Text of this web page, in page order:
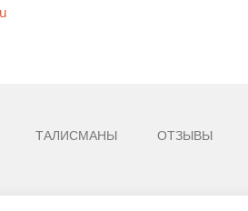
ТАЛИСМАНЫ ОТЗЫВЫ